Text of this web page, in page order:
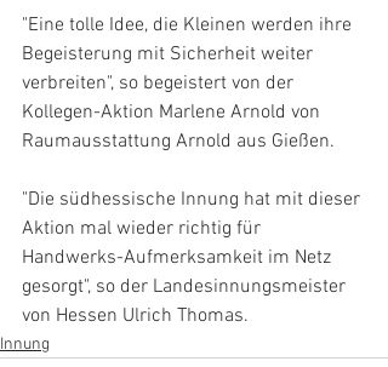
"Eine tolle Idee, die Kleinen werden ihre
Begeisterung mit Sicherheit weiter
verbreiten", so begeistert von der
Kollegen-Aktion Marlene Arnold von
Raumausstattung Arnold aus Gießen.
"Die südhessische Innung hat mit dieser
Aktion mal wieder richtig für
Handwerks-Aufmerksamkeit im Netz
gesorgt", so der Landesinnungsmeister
von Hessen Ulrich Thomas.
Innung